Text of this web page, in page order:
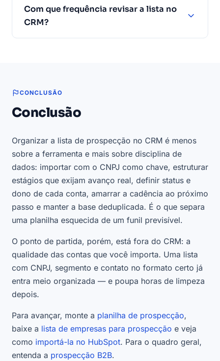
Com que frequência revisar a lista no
CRM?
CONCLUSÃO
Conclusão
Organizar a lista de prospecção no CRM é menos
sobre a ferramenta e mais sobre disciplina de
dados: importar com o CNPJ como chave, estruturar
estágios que exijam avanço real, definir status e
dono de cada conta, amarrar a cadência ao próximo
passo e manter a base deduplicada. É o que separa
uma planilha esquecida de um funil previsível.
O ponto de partida, porém, está fora do CRM: a
qualidade das contas que você importa. Uma lista
com CNPJ, segmento e contato no formato certo já
entra meio organizada — e poupa horas de limpeza
depois.
Para avançar, monte a planilha de prospecção,
baixe a lista de empresas para prospecção e veja
como importá-la no HubSpot. Para o quadro geral,
entenda a prospecção B2B.